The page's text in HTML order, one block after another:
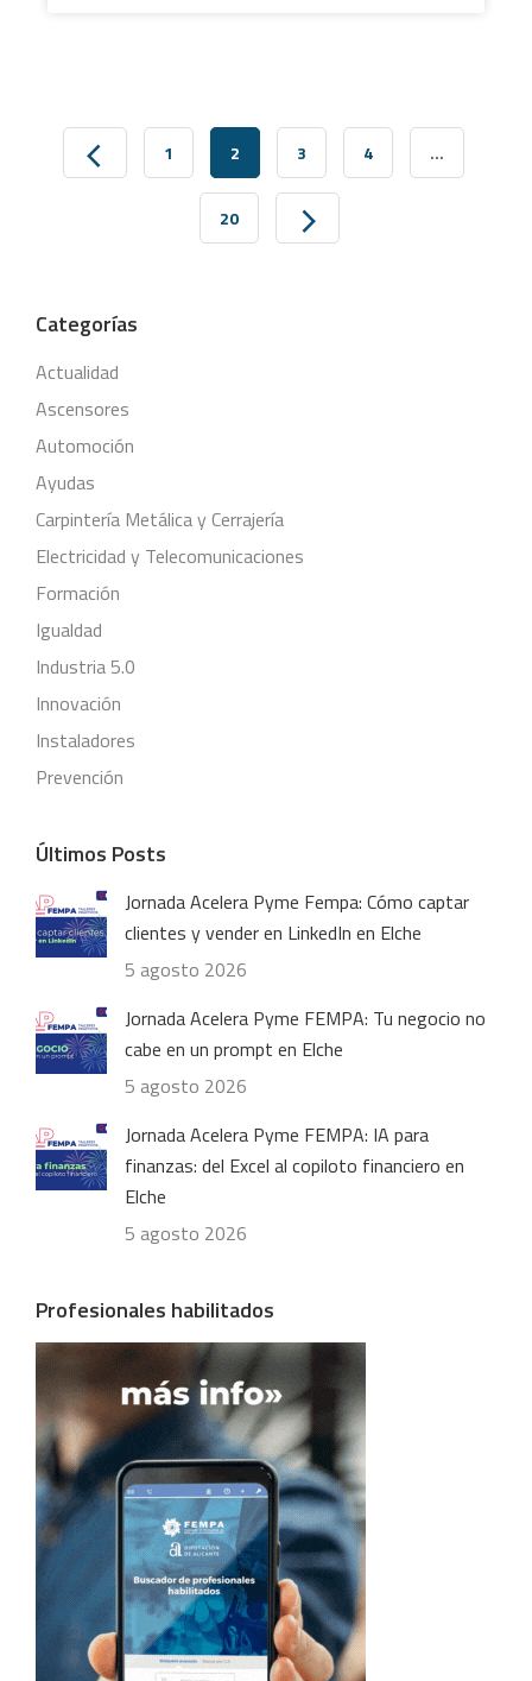
1 2 3 4 …
20
Categorías
Actualidad
Ascensores
Automoción
Ayudas
Carpintería Metálica y Cerrajería
Electricidad y Telecomunicaciones
Formación
Igualdad
Industria 5.0
Innovación
Instaladores
Prevención
Últimos Posts
Jornada Acelera Pyme Fempa: Cómo captar
clientes y vender en LinkedIn en Elche
5 agosto 2026
Jornada Acelera Pyme FEMPA: Tu negocio no
cabe en un prompt en Elche
5 agosto 2026
Jornada Acelera Pyme FEMPA: IA para
finanzas: del Excel al copiloto financiero en
Elche
5 agosto 2026
Profesionales habilitados